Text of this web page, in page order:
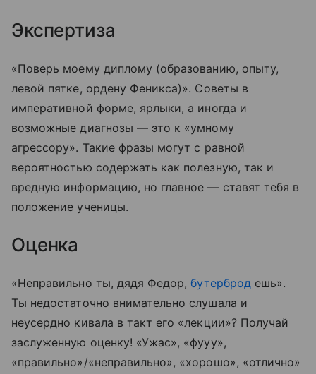
Экспертиза
«Поверь моему диплому (образованию, опыту,
левой пятке, ордену Феникса)». Советы в
императивной форме, ярлыки, а иногда и
возможные диагнозы — это к «умному
агрессору». Такие фразы могут с равной
вероятностью содержать как полезную, так и
вредную информацию, но главное — ставят тебя в
положение ученицы.
Оценка
«Неправильно ты, дядя Федор,бутербродешь».
Ты недостаточно внимательно слушала и
неусердно кивала в такт его «лекции»? Получай
заслуженную оценку! «Ужас», «фууу»,
«правильно»/«неправильно», «хорошо», «отлично»